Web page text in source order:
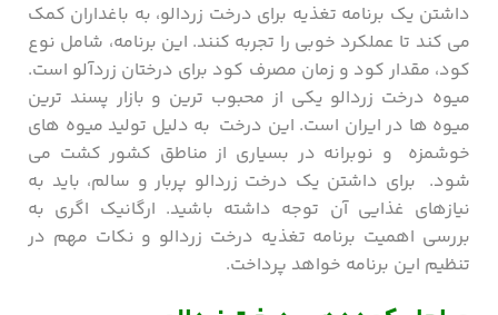
داشتن یک برنامه تغذیه برای درخت زردالو، به باغداران کمک
می‌ کند تا عملکرد خوبی را تجربه کنند. این برنامه، شامل نوع
کود، مقدار کود و زمان مصرف کود برای درختان زردآلو است.
میوه درخت زردالو یکی از محبوب‌ ترین و بازار پسند ترین
میوه ها در ایران است. این درخت به دلیل تولید میوه ‌های
خوشمزه و نوبرانه در بسیاری از مناطق کشور کشت می
شود. برای داشتن یک درخت زردالو پربار و سالم، باید به
نیازهای غذایی آن توجه داشته باشید. ارگانیک اگری به
بررسی اهمیت برنامه تغذیه درخت زردالو و نکات مهم در
تنظیم این برنامه خواهد پرداخت.